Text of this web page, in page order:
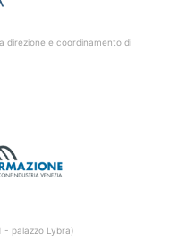
direzione e coordinamento di
palazzo Lybra)